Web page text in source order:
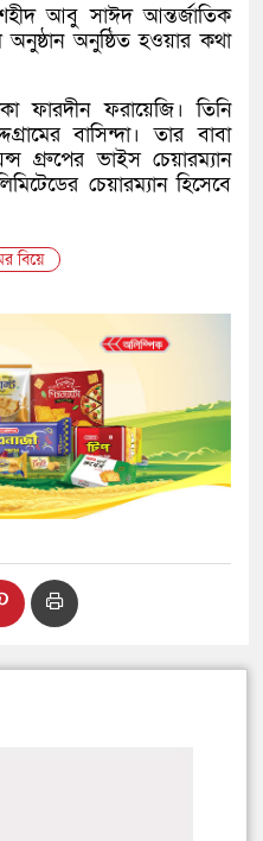
শহীদ আবু সাঈদ আন্তর্জাতিক
অনুষ্ঠিত হওয়ার কথা
ফারদীন ফরায়েজি। তিনি
বাসিন্দা। তার বাবা
গ্রুপের ভাইস চেয়ারম্যান
চেয়ারম্যান হিসেবে
বিয়ে